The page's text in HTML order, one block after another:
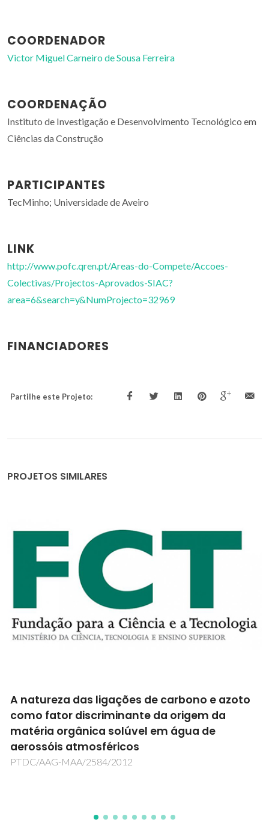
COORDENADOR
Victor Miguel Carneiro de Sousa Ferreira
COORDENAÇÃO
Instituto de Investigação e Desenvolvimento Tecnológico em
Ciências da Construção
PARTICIPANTES
TecMinho; Universidade de Aveiro
LINK
http://www.pofc.qren.pt/Areas-do-Compete/Accoes-
Colectivas/Projectos-Aprovados-SIAC?
area=6&search=y&NumProjecto=32969
FINANCIADORES
Partilhe este Projeto:
PROJETOS SIMILARES
Otimização do tratamento de águas
residuais por adsorção-degradação
sinergética de micro-contaminantes
orgânicos utilizando materiais de carbono
modificados com enzimas